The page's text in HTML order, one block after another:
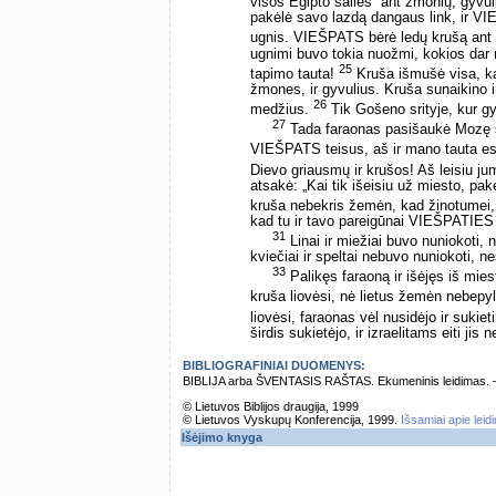
pakėlė savo lazdą dangaus link, ir
ugnis. VIEŠPATS bėrė ledų krušą
ugnimi buvo tokia nuožmi, kokios
tapimo tauta! 25 Kruša išmušė visa,
žmones, ir gyvulius. Kruša sunaikino
medžius. 26 Tik Gošeno srityje, kur
27 Tada faraonas pasišaukė
VIEŠPATS teisus, aš ir mano tauta
Dievo griausmų ir krušos! Aš leisiu
atsakė: „Kai tik išeisiu už miesto,
kruša nebekris žemėn, kad
kad tu ir tavo pareigūnai
31
Linai ir miežiai buvo nuniokoti,
kviečiai ir speltai nebuvo nuniokoti,
33 Palikęs faraoną ir išėjęs iš
kruša liovėsi, nė lietus žemėn
liovėsi, faraonas vėl nusidėjo ir
širdis sukietėjo, ir izraelitams eiti jis
BIBLIOGRAFINIAI DUOMENYS:
BIBLIJA arba ŠVENTASIS RAŠTAS. Ekumeninis
© Lietuvos Biblijos draugija, 1999
© Lietuvos Vyskupų Konferencija, 1999.
Išsamiai apie
Išėjimo knyga